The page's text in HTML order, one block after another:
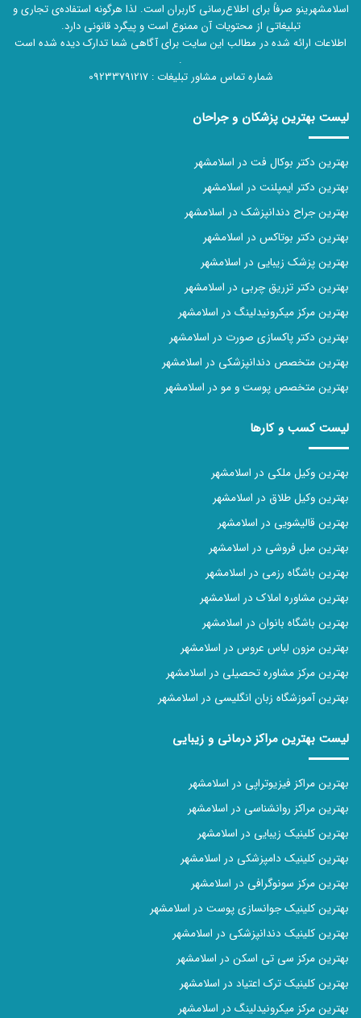
اسلامشهرینو صرفاً برای اطلاع‌رسانی کاربران است. لذا هرگونه استفاده‌ی تجاری و
تبلیغاتی از محتویات آن ممنوع است و پیگرد قانونی دارد.
اطلاعات ارائه شده در مطالب این سایت برای آگاهی شما تدارک دیده شده است
.
شماره تماس مشاور تبلیغات :09233791217
لیست بهترین پزشکان و جراحان
بهترین دکتر بوکال فت در اسلامشهر
بهترین دکتر ایمپلنت در اسلامشهر
بهترین جراح دندانپزشک در اسلامشهر
بهترین دکتر بوتاکس در اسلامشهر
بهترین پزشک زیبایی در اسلامشهر
بهترین دکتر تزریق چربی در اسلامشهر
بهترین مرکز میکرونیدلینگ در اسلامشهر
بهترین دکتر پاکسازی صورت در اسلامشهر
بهترین متخصص دندانپزشکی در اسلامشهر
بهترین متخصص پوست و مو در اسلامشهر
لیست کسب و کارها
بهترین وکیل ملکی در اسلامشهر
بهترین وکیل طلاق در اسلامشهر
بهترین قالیشویی در اسلامشهر
بهترین مبل فروشی در اسلامشهر
بهترین باشگاه رزمی در اسلامشهر
بهترین مشاوره املاک در اسلامشهر
بهترین باشگاه بانوان در اسلامشهر
بهترین مزون لباس عروس در اسلامشهر
بهترین مرکز مشاوره تحصیلی در اسلامشهر
بهترین آموزشگاه زبان انگلیسی در اسلامشهر
لیست بهترین مراکز درمانی و زیبایی
بهترین مراکز فیزیوتراپی در اسلامشهر
بهترین مراکز روانشناسی در اسلامشهر
بهترین کلینیک زیبایی در اسلامشهر
بهترین کلینیک دامپزشکی در اسلامشهر
بهترین مرکز سونوگرافی در اسلامشهر
بهترین کلینیک جوانسازی پوست در اسلامشهر
بهترین کلینیک دندانپزشکی در اسلامشهر
بهترین مرکز سی تی اسکن در اسلامشهر
بهترین کلینیک‌ ترک اعتیاد در اسلامشهر
بهترین مرکز میکرونیدلینگ در اسلامشهر